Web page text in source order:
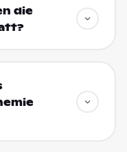
die